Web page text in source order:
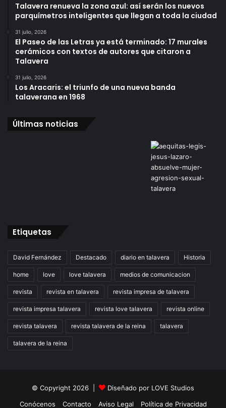
Talavera renueva la zona azul: así serán los nuevos
parquímetros inteligentes que llegan a toda la ciudad
31 julio, 2026
El Paseo de las Letras ya está terminado: 17 murales
cerámicos con textos de autores que citaron a
Talavera
31 julio, 2026
Los Aracaris: el triunfo de una nueva banda
talaverana en 1968
Últimas noticias
Etiquetas
David Fernández Destacado diario en talavera Historia
home love love talavera medios de comunicacion
revista revista en talavera revista impresa de talavera
revista impresa talavera revista love talavera revista online
revista talavera revista talavera de la reina talavera
talavera de la reina
© Copyright 2026 | Diseñado por LOVE Studios
Conócenos
Contacto Aviso Legal Política de Privacidad